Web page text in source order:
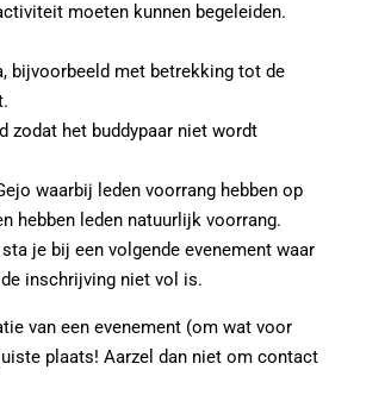
moeten kunnen begeleiden.
bijvoorbeeld met betrekking tot de
zodat het buddypaar niet wordt
waarbij leden voorrang hebben op
hebben leden natuurlijk voorrang.
je bij een volgende evenement waar
inschrijving niet vol is.
van een evenement (om wat voor
plaats! Aarzel dan niet om contact